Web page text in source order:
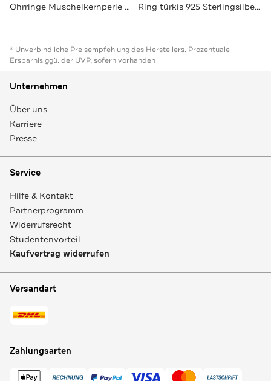
Ohrringe Muschelkernperle OneColor Ring türkis 925 Sterlingsilber, geschwärzt
* Unverbindliche Preisempfehlung des Herstellers. Prozentuale
Ersparnis ggü. der UVP, sofern vorhanden
Unternehmen
Über uns
Karriere
Presse
Service
Hilfe & Kontakt
Partnerprogramm
Widerrufsrecht
Studentenvorteil
Kaufvertrag widerrufen
Versandart
Zahlungsarten